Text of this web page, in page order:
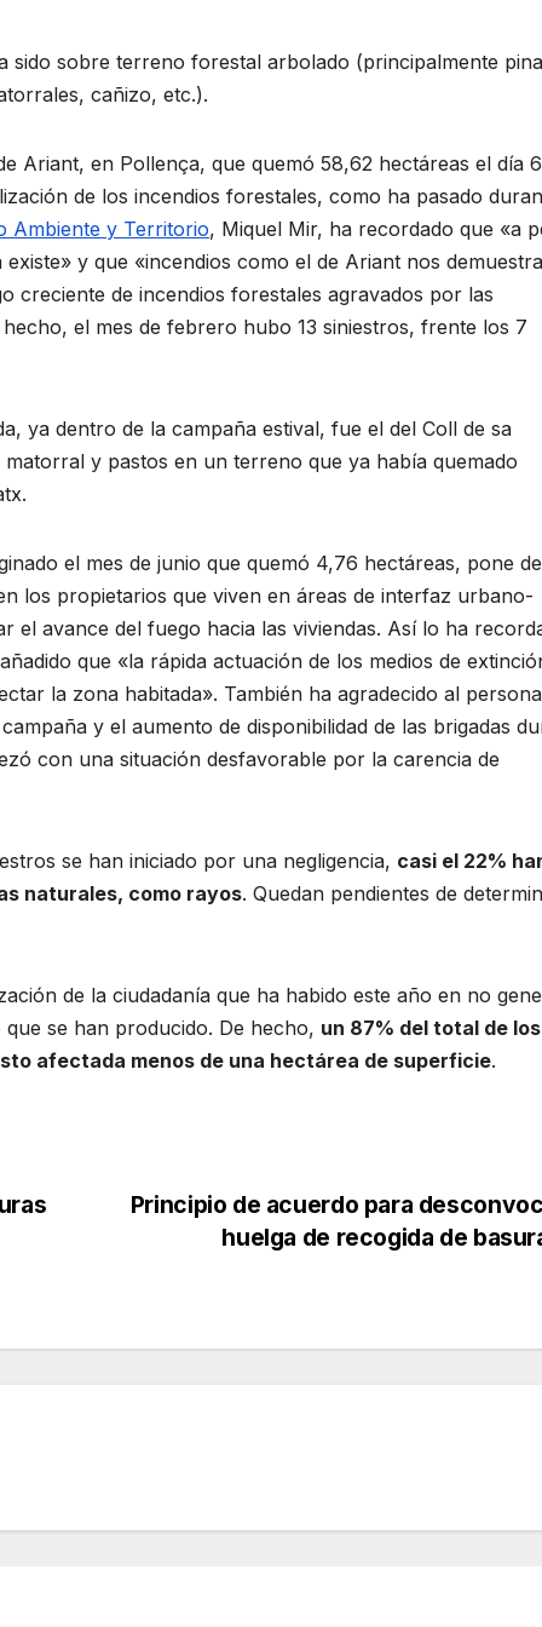
sido sobre terreno forestal arbolado (principalmente
cañizo, etc.).
Ariant, en Pollença, que quemó 58,62 hectáreas el día
de los incendios forestales, como ha pasado
Ambiente y Territorio, Miquel Mir, ha recordado que «a
y que «incendios como el de Ariant nos
creciente de incendios forestales agravados por las
el mes de febrero hubo 13 siniestros, frente los 7
ya dentro de la campaña estival, fue el del Coll de sa
y pastos en un terreno que ya había quemado
el mes de junio que quemó 4,76 hectáreas, pone de
los propietarios que viven en áreas de interfaz urbano-
avance del fuego hacia las viviendas. Así lo ha
que «la rápida actuación de los medios de
la zona habitada». También ha agradecido al
y el aumento de disponibilidad de las brigadas
con una situación desfavorable por la carencia de
se han iniciado por una negligencia, casi el 22%
naturales, como rayos. Quedan pendientes de
de la ciudadanía que ha habido este año en no
se han producido. De hecho, un 87% del total de los
afectada menos de una hectárea de superficie.
Principio de acuerdo para
huelga de recogida de